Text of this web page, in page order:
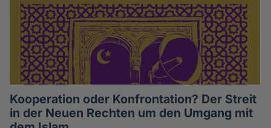
Kooperation oder Konfrontation? Der Streit
in der Neuen Rechten um den Umgang mit